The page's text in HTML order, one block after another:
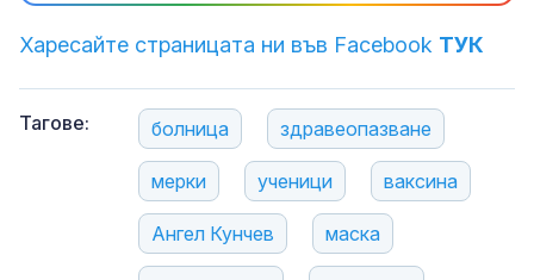
Харесайте страницата ни във Facebook ТУК
Тагове: болница здравеопазване
мерки ученици ваксина
Ангел Кунчев маска